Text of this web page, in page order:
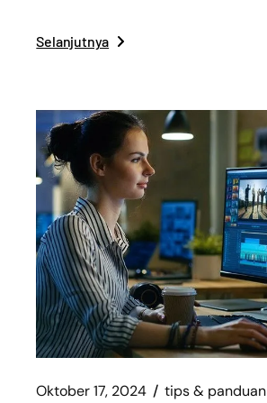
Selanjutnya
Oktober 17, 2024 tips & panduan